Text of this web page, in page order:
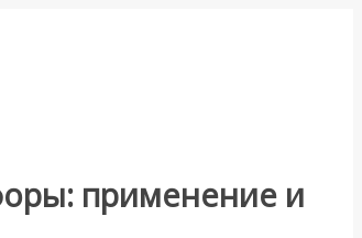
применение и